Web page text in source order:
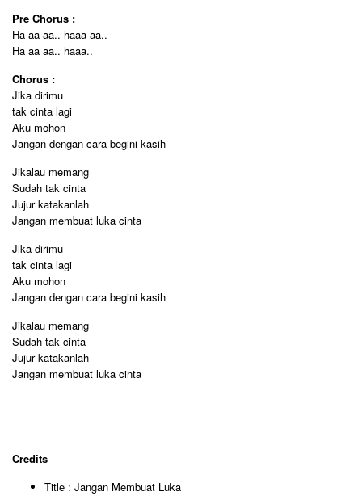
Pre Chorus :
Ha aa aa.. haaa aa..
Ha aa aa.. haaa..
Chorus :
Jika dirimu
tak cinta lagi
Aku mohon
Jangan dengan cara begini kasih
Jikalau memang
Sudah tak cinta
Jujur katakanlah
Jangan membuat luka cinta
Jika dirimu
tak cinta lagi
Aku mohon
Jangan dengan cara begini kasih
Jikalau memang
Sudah tak cinta
Jujur katakanlah
Jangan membuat luka cinta
Credits
Title : Jangan Membuat Luka